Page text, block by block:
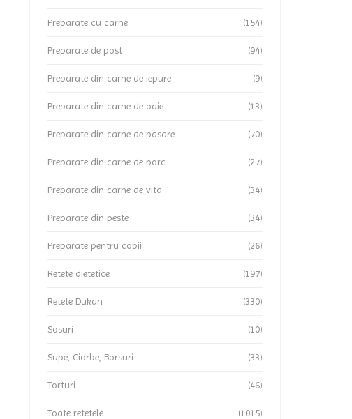
Preparate cu carne (154)
Preparate de post (94)
Preparate din carne de iepure (9)
Preparate din carne de oaie (13)
Preparate din carne de pasare (70)
Preparate din carne de porc (27)
Preparate din carne de vita (34)
Preparate din peste (34)
Preparate pentru copii (26)
Retete dietetice (197)
Retete Dukan (330)
Sosuri (10)
Supe, Ciorbe, Borsuri (33)
Torturi (46)
Toate retetele (1015)